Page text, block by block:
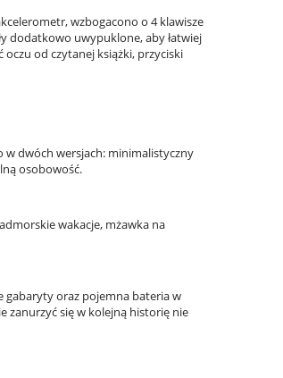
wzbogacono o 4 klawisze
dodatkowo uwypuklone, aby łatwiej
od czytanej książki, przyciski
dwóch wersjach: minimalistyczny
osobowość.
wakacje, mżawka na
gabaryty oraz pojemna bateria w
zanurzyć się w kolejną historię nie